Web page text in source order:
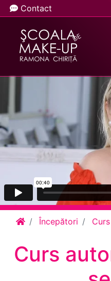
Contact
Începători
Curs